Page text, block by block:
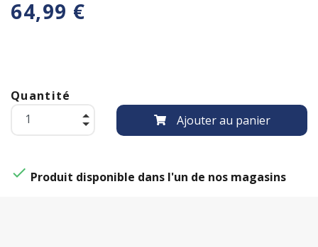
64,99 €
Quantité
Ajouter au panier
 Produit disponible dans l'un de nos magasins